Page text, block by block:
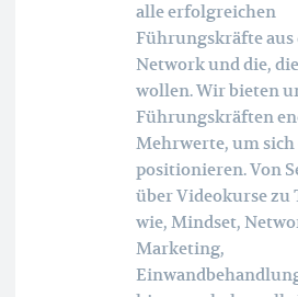
alle erfolgreichen
Führungskräfte aus
Network und die,
wollen. Wir bieten
Führungskräften
Mehrwerte, um
positionieren. Von
über Videokurse zu
wie, Mindset,
Marketing,